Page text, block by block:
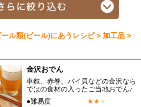
ル類(ビール)にあうレシピ > 加工品 >
金沢おでん
車麩、赤巻、バイ貝などの金沢なら
ではの食材の入ったご当地おでん♪
●難易度
★★★